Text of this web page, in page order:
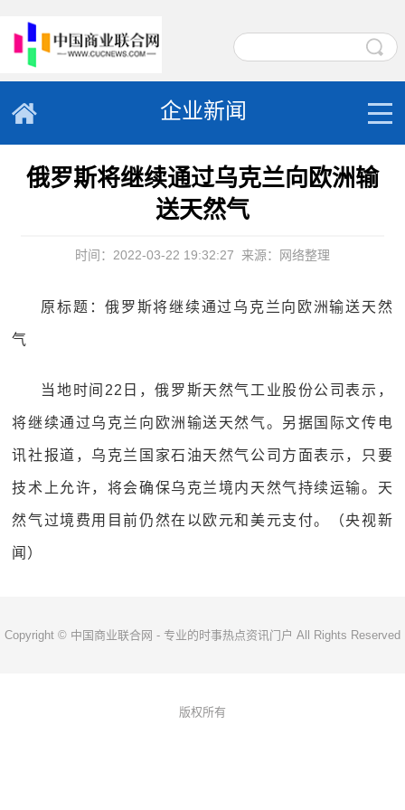
企业新闻
俄罗斯将继续通过乌克兰向欧洲输
送天然气
时间：2022-03-22 19:32:27 来源：网络整理
原标题：俄罗斯将继续通过乌克兰向欧洲输送天然
气
当地时间22日，俄罗斯天然气工业股份公司表示，
将继续通过乌克兰向欧洲输送天然气。另据国际文传电
讯社报道，乌克兰国家石油天然气公司方面表示，只要
技术上允许，将会确保乌克兰境内天然气持续运输。天
然气过境费用目前仍然在以欧元和美元支付。（央视新
闻）
Copyright © 中国商业联合网 - 专业的时事热点资讯门户 All Rights Reserved
版权所有